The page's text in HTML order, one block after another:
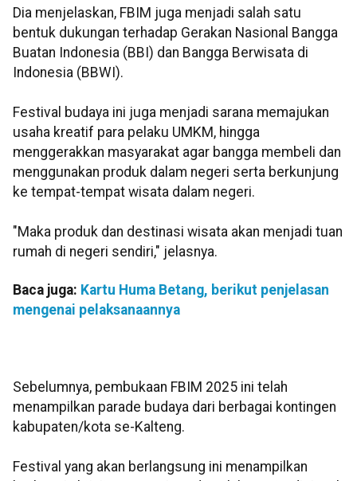
Dia menjelaskan, FBIM juga menjadi salah satu
bentuk dukungan terhadap Gerakan Nasional Bangga
Buatan Indonesia (BBI) dan Bangga Berwisata di
Indonesia (BBWI).
Festival budaya ini juga menjadi sarana memajukan
usaha kreatif para pelaku UMKM, hingga
menggerakkan masyarakat agar bangga membeli dan
menggunakan produk dalam negeri serta berkunjung
ke tempat-tempat wisata dalam negeri.
"Maka produk dan destinasi wisata akan menjadi tuan
rumah di negeri sendiri," jelasnya.
Baca juga: Kartu Huma Betang, berikut penjelasan
mengenai pelaksanaannya
Sebelumnya, pembukaan FBIM 2025 ini telah
menampilkan parade budaya dari berbagai kontingen
kabupaten/kota se-Kalteng.
Festival yang akan berlangsung ini menampilkan